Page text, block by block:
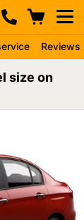
Reviews
size on